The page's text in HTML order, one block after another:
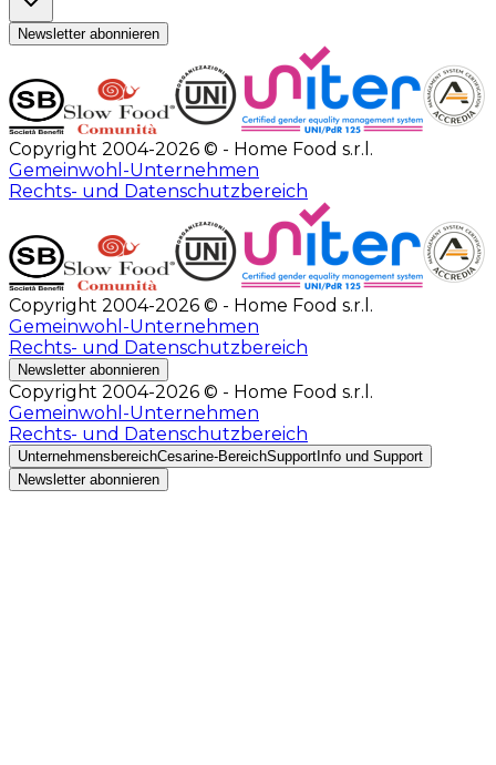
Newsletter abonnieren
Copyright 2004-2026 © - Home Food s.r.l.
Gemeinwohl-Unternehmen
Rechts- und Datenschutzbereich
Copyright 2004-2026 © - Home Food s.r.l.
Gemeinwohl-Unternehmen
Rechts- und Datenschutzbereich
Newsletter abonnieren
Copyright 2004-2026 © - Home Food s.r.l.
Gemeinwohl-Unternehmen
Rechts- und Datenschutzbereich
UnternehmensbereichCesarine-BereichSupport Info und Support
Newsletter abonnieren